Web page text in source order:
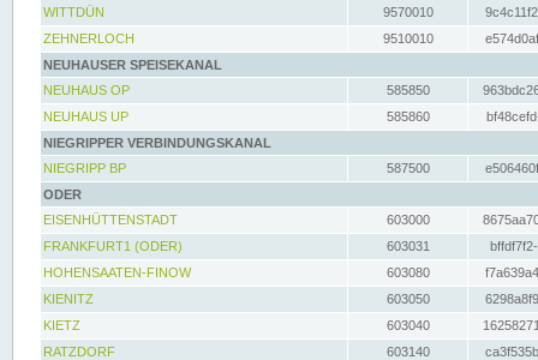
WITTDÜN
9570010
ZEHNERLOCH
9510010
NEUHAUSER SPEISEKANAL
NEUHAUS OP
585850
NEUHAUS UP
585860
NIEGRIPPER VERBINDUNGSKANAL
NIEGRIPP BP
587500
ODER
EISENHÜTTENSTADT
603000
FRANKFURT1 (ODER)
603031
HOHENSAATEN-FINOW
603080
KIENITZ
603050
KIETZ
603040
RATZDORF
603140